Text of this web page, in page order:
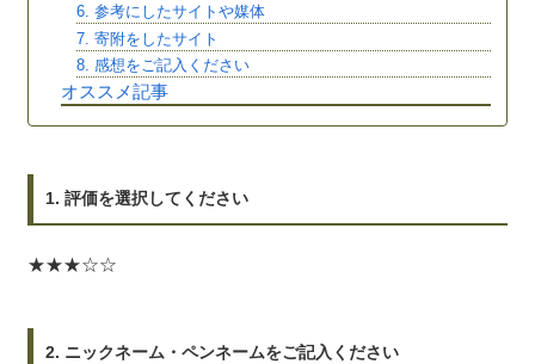
6. 参考にしたサイトや媒体
7. 寄附をしたサイト
8. 感想をご記入ください
オススメ記事
1. 評価を選択してください
★★★☆☆
2. ニックネーム・ペンネームをご記入ください